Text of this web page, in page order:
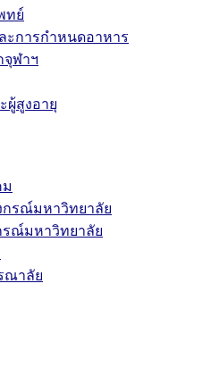
ทย์
การกำหนดอาหาร
จุฬาฯ
ผู้สูงอายุ
กรณ์มหาวิทยาลัย
รณ์มหาวิทยาลัย
ณาลัย